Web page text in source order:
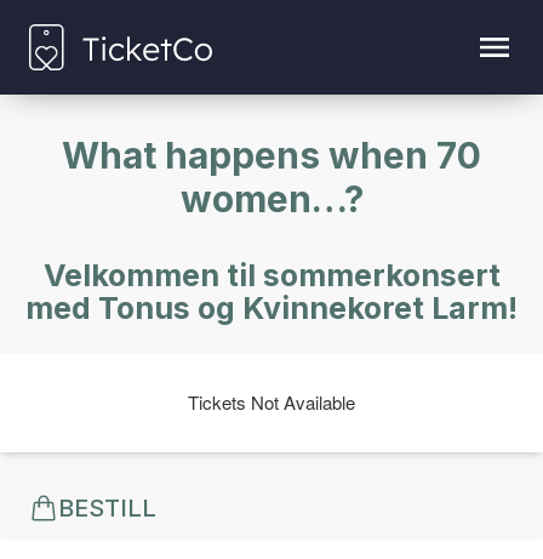
What happens when 70
women…?
Velkommen til sommerkonsert
med Tonus og Kvinnekoret Larm!
Tickets Not Available
BESTILL